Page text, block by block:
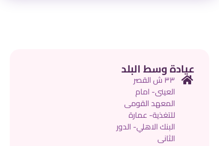
عيادة وسط البلد
٣٣ ش القصر
العينى- امام
المعهد القومى
للتغذية- عمارة
البنك الاهلي- الدور
الثانى